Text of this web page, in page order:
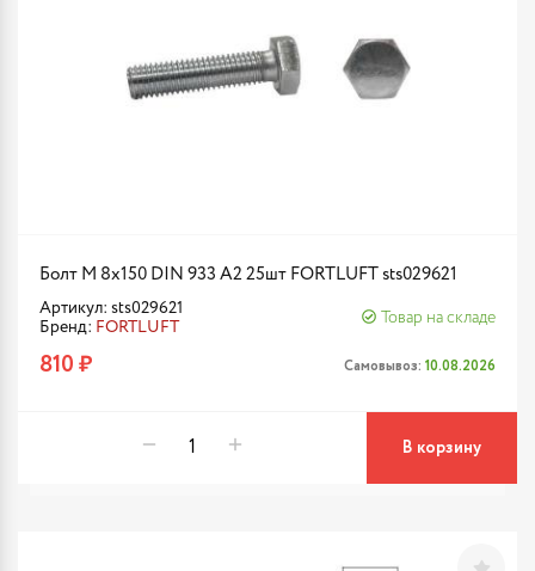
Болт М 8х150 DIN 933 A2 25шт FORTLUFT sts029621
Артикул: sts029621
Бренд: FORTLUFT
Товар на складе
810 ₽ Самовывоз: 10.08.2026
В корзину